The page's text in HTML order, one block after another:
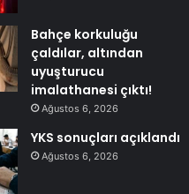
Bahçe korkuluğu
çaldılar, altından
uyuşturucu
imalathanesi çıktı!
Ağustos 6, 2026
YKS sonuçları açıklandı
Ağustos 6, 2026